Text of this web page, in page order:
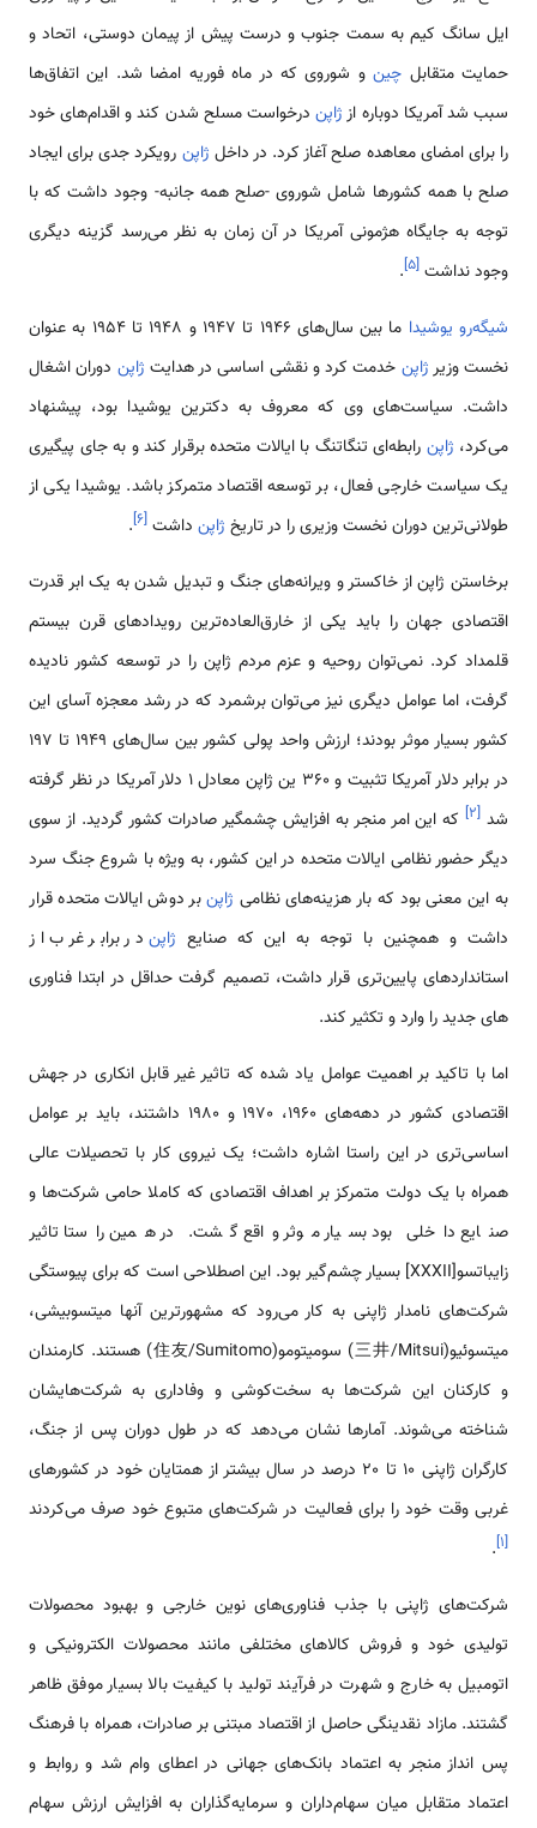
ایل سانگ کیم به سمت جنوب و درست پیش از پیمان دوستی، اتحاد و
حمایت متقابل چینو شوروی که در ماه فوریه امضا شد. این اتفاق‌ها
سبب شد آمریکا دوباره ازژاپندرخواست مسلح شدن کند و اقدام‌های خود
را برای امضای معاهده صلح آغاز کرد. در داخل ژاپن رویکرد جدی برای ایجاد
صلح با همه کشورها شامل شوروی -صلح همه جانبه- وجود داشت که با
توجه به جایگاه هژمونی آمریکا در آن زمان به نظر می‌رسد گزینه دیگری
وجود نداشت [۵]
.
شیگه‌رو یوشیدا
ما بین سال‌های 1946 تا 1947 و 1948 تا 1954 به عنوان
نخست وزیرژاپن خدمت کرد و نقشی اساسی در هدایت ژاپن دوران اشغال
داشت. سیاست‌های وی که معروف به دکترین یوشیدا بود، پیشنهاد
می‌کرد، ژاپن رابطه‌ای تنگاتنگ با ایالات متحده برقرار کند و به جای پیگیری
یک سیاست خارجی فعال، بر توسعه اقتصاد متمرکز باشد. یوشیدا یکی از
طولانی‌ترین دوران نخست وزیری را در تاریخ ژاپن داشت [۶]
.
برخاستن ژاپن از خاکستر و ویرانه‌های جنگ و تبدیل شدن به یک ابر قدرت
اقتصادی جهان را باید یکی از خارق‌العاده‌ترین رویداد‌های قرن بیستم
قلمداد کرد. نمی‌توان روحیه و عزم مردم ژاپن را در توسعه کشور نادیده
گرفت، اما عوامل دیگری نیز می‌توان برشمرد که در رشد معجزه آسای این
کشور بسیار موثر بودند؛ ارزش واحد پولی کشور بین سال‌های 1949 تا 197
در برابر دلار آمریکا تثبیت و 360 ین ژاپن معادل 1 دلار آمریکا در نظر گرفته
شد [۲]که این امر منجر به افزایش چشمگیر صادرات کشور گردید. از سوی
دیگر حضور نظامی ایالات متحده در این کشور، به ویژه با شروع جنگ سرد
به این معنی بود که بار هزینه‌های نظامی ژاپنبر دوش ایالات متحده قرار
داشت و همچنین با توجه به این که صنایع ژاپن در برابر غرب از
استانداردهای پایین‌تری قرار داشت، تصمیم گرفت حداقل در ابتدا فناوری
های جدید را وارد و تکثیر کند.
اما با تاکید بر اهمیت عوامل یاد شده که تاثیر غیر قابل انکاری در جهش
اقتصادی کشور در دهه‌های 1960، 1970 و 1980 داشتند، باید بر عوامل
اساسی‌تری در این راستا اشاره داشت؛ یک نیروی کار با تحصیلات عالی
همراه با یک دولت متمرکز بر اهداف اقتصادی که کاملا حامی شرکت‌ها و
صنایع داخلی بود بسیار موثر واقع گشت. در همین راستا تاثیر
زایباتسو[XXXII] بسیار چشم‌گیر بود. این اصطلاحی است که برای پیوستگی
شرکت‌های نامدار ژاپنی به کار می‌رود که مشهورترین آنها میتسوبیشی،
میتسوئیو(三井/Mitsui) سومیتومو(住友/Sumitomo) هستند. کارمندان
و کارکنان این شرکت‌ها به سخت‌کوشی و وفاداری به شرکت‌هایشان
شناخته می‌شوند. آمارها نشان می‌دهد که در طول دوران پس از جنگ،
کارگران ژاپنی 10 تا 20 درصد در سال بیشتر از همتایان خود در کشورهای
غربی وقت خود را برای فعالیت در شرکت‌های متبوع خود صرف می‌کردند
[۱]
.
شرکت‌های ژاپنی با جذب فناوری‌های نوین خارجی و بهبود محصولات
تولیدی خود و فروش کالاهای مختلفی مانند محصولات الکترونیکی و
اتومبیل به خارج و شهرت در فرآیند تولید با کیفیت بالا بسیار موفق ظاهر
گشتند. مازاد نقدینگی حاصل از اقتصاد مبتنی بر صادرات، همراه با فرهنگ
پس انداز منجر به اعتماد بانک‌های جهانی در اعطای وام شد و روابط و
اعتماد متقابل میان سهام‌داران و سرمایه‌گذاران به افزایش ارزش سهام